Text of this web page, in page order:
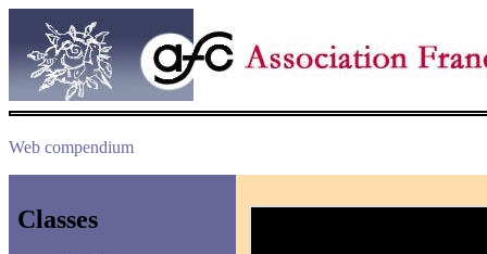
Web compendium
Classes